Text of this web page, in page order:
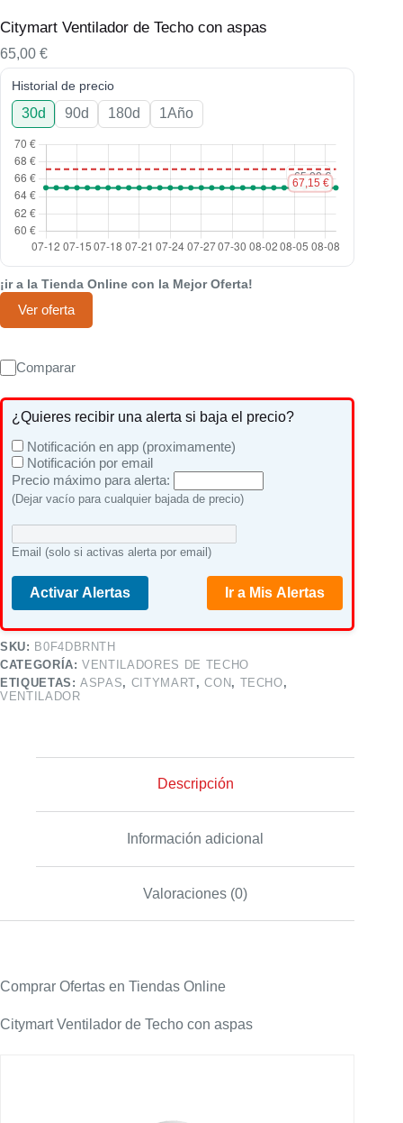
Citymart Ventilador de Techo con aspas
65,00 €
Historial de precio
30d 90d 180d 1Año
¡ir a la Tienda Online con la Mejor Oferta!
Ver oferta
Comparar
¿Quieres recibir una alerta si baja el precio?
Notificación en app (proximamente)
Notificación por email
Precio máximo para alerta:
(Dejar vacío para cualquier bajada de precio)
Email (solo si activas alerta por email)
Activar Alertas Ir a Mis Alertas
SKU: B0F4DBRNTH
CATEGORÍA:VENTILADORES DE TECHO
ETIQUETAS:ASPAS, CITYMART,CON, TECHO,
VENTILADOR
Descripción
Información adicional
Valoraciones (0)
Comprar Ofertas en Tiendas Online
Citymart Ventilador de Techo con aspas